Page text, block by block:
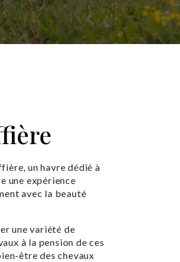
un havre dédié à
une expérience
avec la beauté
une variété de
à la pension de ces
être des chevaux